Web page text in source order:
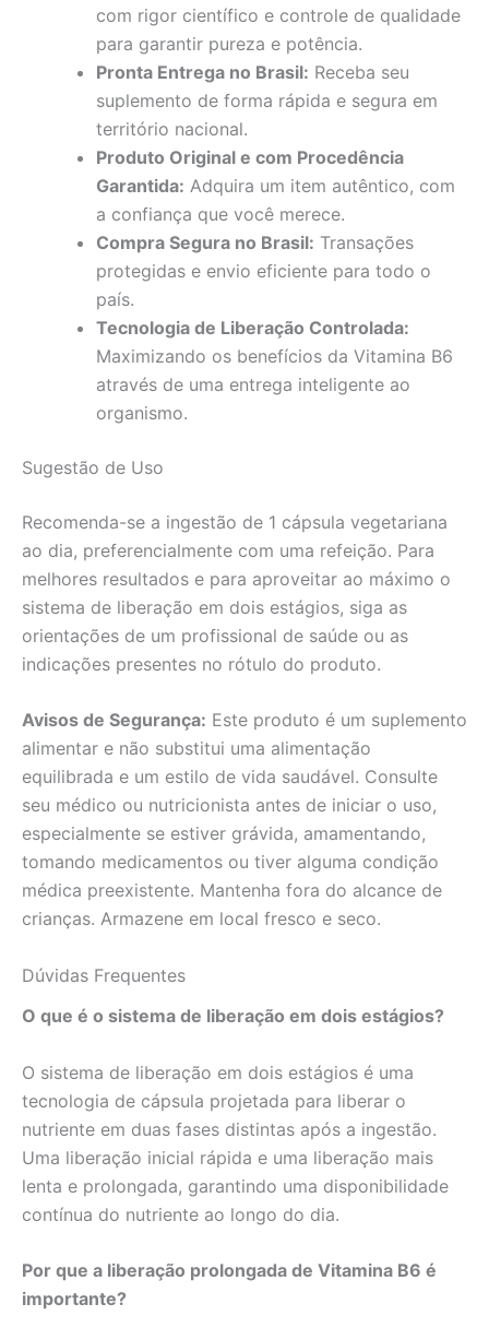
com rigor científico e controle de qualidade
para garantir pureza e potência.
Pronta Entrega no Brasil: Receba seu
suplemento de forma rápida e segura em
território nacional.
Produto Original e com Procedência
Garantida: Adquira um item autêntico, com
a confiança que você merece.
Compra Segura no Brasil: Transações
protegidas e envio eficiente para todo o
país.
Tecnologia de Liberação Controlada:
Maximizando os benefícios da Vitamina B6
através de uma entrega inteligente ao
organismo.
Sugestão de Uso
Recomenda-se a ingestão de 1 cápsula vegetariana
ao dia, preferencialmente com uma refeição. Para
melhores resultados e para aproveitar ao máximo o
sistema de liberação em dois estágios, siga as
orientações de um profissional de saúde ou as
indicações presentes no rótulo do produto.
Avisos de Segurança: Este produto é um suplemento
alimentar e não substitui uma alimentação
equilibrada e um estilo de vida saudável. Consulte
seu médico ou nutricionista antes de iniciar o uso,
especialmente se estiver grávida, amamentando,
tomando medicamentos ou tiver alguma condição
médica preexistente. Mantenha fora do alcance de
crianças. Armazene em local fresco e seco.
Dúvidas Frequentes
O que é o sistema de liberação em dois estágios?
O sistema de liberação em dois estágios é uma
tecnologia de cápsula projetada para liberar o
nutriente em duas fases distintas após a ingestão.
Uma liberação inicial rápida e uma liberação mais
lenta e prolongada, garantindo uma disponibilidade
contínua do nutriente ao longo do dia.
Por que a liberação prolongada de Vitamina B6 é
importante?